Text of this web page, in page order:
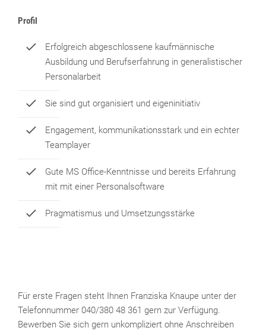
Profil
Erfolgreich abgeschlossene kaufmännische
Ausbildung und Berufserfahrung in generalistischer
Personalarbeit
Sie sind gut organisiert und eigeninitiativ
Engagement, kommunikationsstark und ein echter
Teamplayer
Gute MS Office-Kenntnisse und bereits Erfahrung
mit mit einer Personalsoftware
Pragmatismus und Umsetzungsstärke
Für erste Fragen steht Ihnen Franziska Knaupe unter der
Telefonnummer 040/380 48 361 gern zur Verfügung.
Bewerben Sie sich gern unkompliziert ohne Anschreiben